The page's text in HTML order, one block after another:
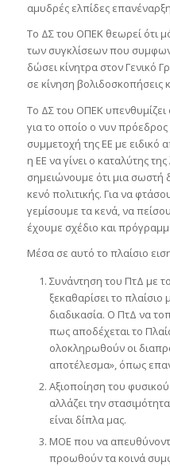
αμυδρές ελπίδες
Το ΔΣ του ΟΠΕΚ θεωρεί ότι
των συγκλίσεων που
δώσει κίνητρα στον Γενικό
σε κίνηση βολιδοσκοπήσεις
Το ΔΣ του ΟΠΕΚ υπενθυμίζει
για το οποίο ο νυν
συμμετοχή της ΕΕ με ειδικό
η ΕΕ να γίνει ο καταλύτης
σημειώνουμε ότι μια σωστή
κενό πολιτικής. Για να
γεμίσουμε τα κενά, να
έχουμε σχέδιο και
Μέσα σε αυτό το πλαίσιο
Συνάντηση του ΠτΔ με
ξεκαθαρίσει το πλαίσιο
διαδικασία. Ο ΠτΔ να
πως αποδέχεται το
ολοκληρωθούν οι
αποτέλεσμα», όπως
Αξιοποίηση του
αλλάζει την
είναι δίπλα μας.
ΜΟΕ που να
προωθούν τα κοινά